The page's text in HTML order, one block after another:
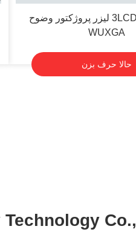
6500 لومن 3LCD ليزر پروژکتور وضوح
WUXGA
حالا حرف بزن
Co.,